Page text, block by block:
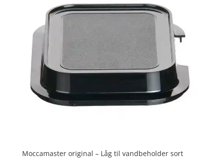
Moccamaster original – Låg til vandbeholder sort